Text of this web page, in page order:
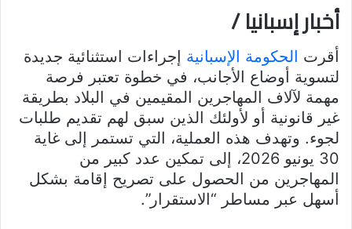
أخبار إسبانيا /
أقرت الحكومة الإسبانية إجراءات استثنائية جديدة
لتسوية أوضاع الأجانب، في خطوة تعتبر فرصة
مهمة لآلاف المهاجرين المقيمين في البلاد بطريقة
غير قانونية أو لأولئك الذين سبق لهم تقديم طلبات
لجوء. وتهدف هذه العملية، التي تستمر إلى غاية
30 يونيو 2026، إلى تمكين عدد كبير من
المهاجرين من الحصول على تصريح إقامة بشكل
أسهل عبر مساطر “الاستقرار”.